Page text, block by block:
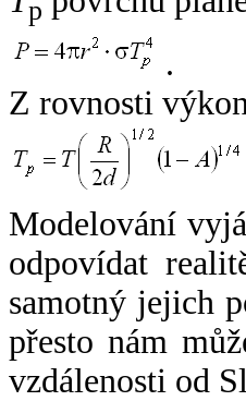
p
.
Z rovnosti
Modelování
odpovídat
samotný jejich
přesto nám
vzdálenosti od